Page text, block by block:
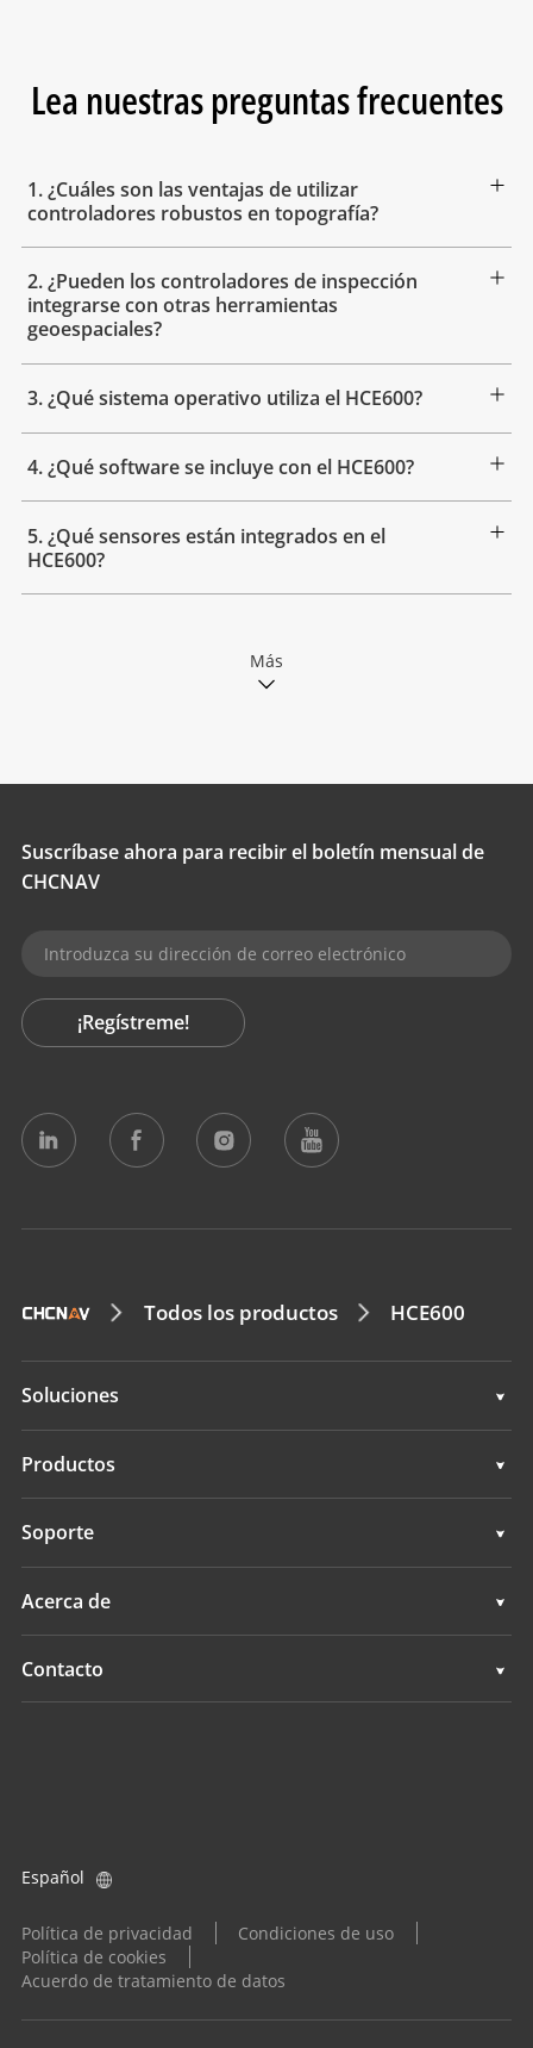
Lea nuestras preguntas frecuentes
1. ¿Cuáles son las ventajas de utilizar
controladores robustos en topografía?
2. ¿Pueden los controladores de inspección
integrarse con otras herramientas
geoespaciales?
3. ¿Qué sistema operativo utiliza el HCE600?
4. ¿Qué software se incluye con el HCE600?
5. ¿Qué sensores están integrados en el
HCE600?
Más
Suscríbase ahora para recibir el boletín mensual de
CHCNAV
¡Regístreme!
Todos los productos HCE600
Soluciones
Topografía e ingeniería
Levantamientos hidrográficos
Servicios de posicionamiento
Productos
Topografía e ingeniería
Levantamientos hidrográficos
Soporte
Soporte
Acerca de
Descripción general
Contacto
Política de privacidad
Condiciones de uso
Política de cookies
Acuerdo de tratamiento de datos
Español